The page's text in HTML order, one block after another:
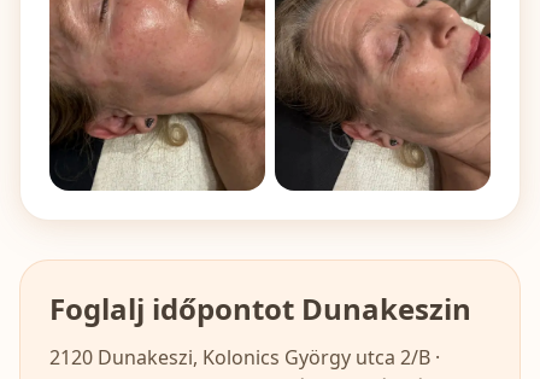
Foglalj időpontot Dunakeszin
2120 Dunakeszi, Kolonics György utca 2/B ·